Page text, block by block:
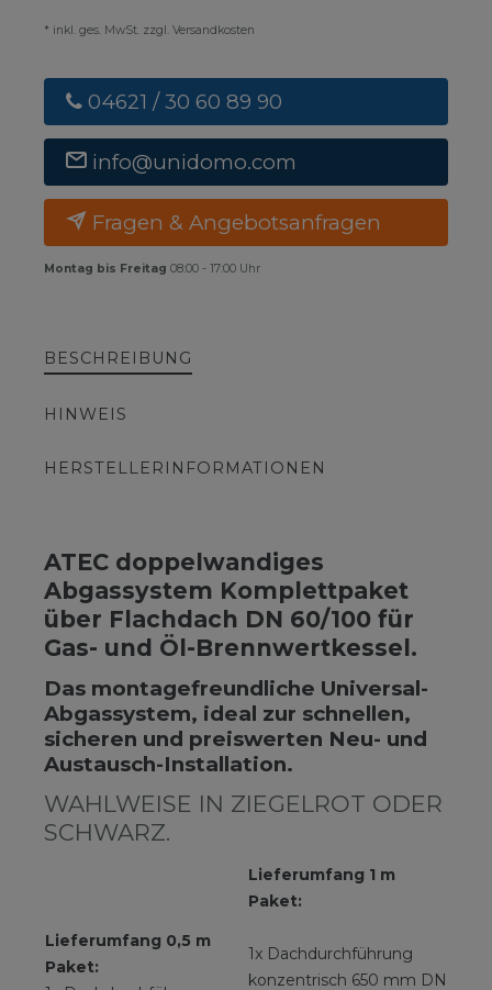
* inkl. ges. MwSt. zzgl. Versandkosten
04621 / 30 60 89 90
info@unidomo.com
Fragen & Angebotsanfragen
Montag bis Freitag 08:00 - 17:00 Uhr
BESCHREIBUNG
HINWEIS
HERSTELLERINFORMATIONEN
ATEC doppelwandiges
Abgassystem Komplettpaket
über Flachdach DN 60/100 für
Gas- und Öl-Brennwertkessel.
Das montagefreundliche Universal-
Abgassystem, ideal zur schnellen,
sicheren und preiswerten Neu- und
Austausch-Installation.
WAHLWEISE IN ZIEGELROT ODER
SCHWARZ.
Lieferumfang 0,5 m
Paket:
Lieferumfang 1 m
Paket:
1x Dachdurchführung
konzentrisch 650 mm DN